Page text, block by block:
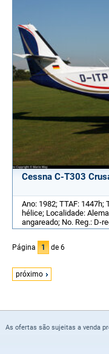
Cessna C-T303
Ano: 1982; TTAF: 1447h;
hélice; Localidade:
angareado; No. Reg.: D-
Página 1 de 6
próximo
As ofertas são sujeitas a venda